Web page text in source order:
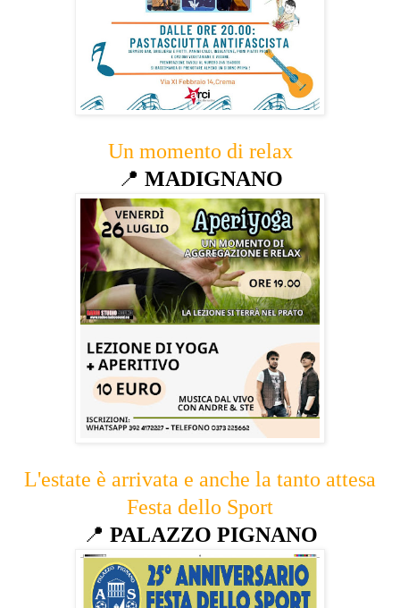
Un momento di relax
📍 MADIGNANO
L'estate è arrivata e anche la tanto attesa
Festa dello Sport
📍 PALAZZO PIGNANO